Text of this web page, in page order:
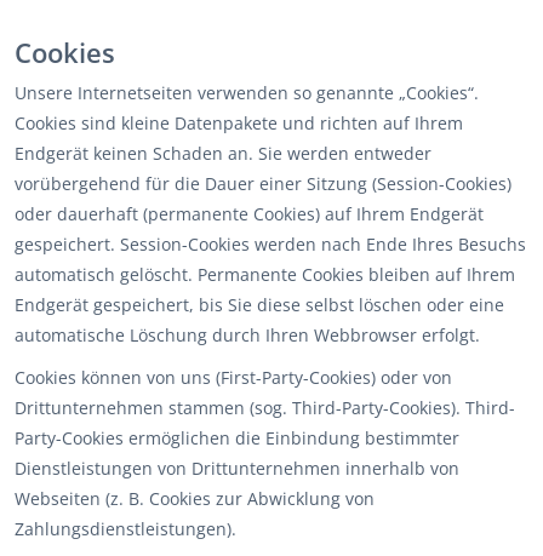
Cookies
Unsere Internetseiten verwenden so genannte „Cookies“.
Cookies sind kleine Datenpakete und richten auf Ihrem
Endgerät keinen Schaden an. Sie werden entweder
vorübergehend für die Dauer einer Sitzung (Session-Cookies)
oder dauerhaft (permanente Cookies) auf Ihrem Endgerät
gespeichert. Session-Cookies werden nach Ende Ihres Besuchs
automatisch gelöscht. Permanente Cookies bleiben auf Ihrem
Endgerät gespeichert, bis Sie diese selbst löschen oder eine
automatische Löschung durch Ihren Webbrowser erfolgt.
Cookies können von uns (First-Party-Cookies) oder von
Drittunternehmen stammen (sog. Third-Party-Cookies). Third-
Party-Cookies ermöglichen die Einbindung bestimmter
Dienstleistungen von Drittunternehmen innerhalb von
Webseiten (z. B. Cookies zur Abwicklung von
Zahlungsdienstleistungen).